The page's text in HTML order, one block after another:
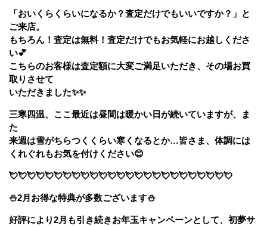
「おいくらくらいになるか？査定だけでもいいですか？」と
ご来店。
もちろん！査定は無料！査定だけでもお気軽にお越しくださ
い💕
こちらのお客様は査定額に大変ご満足いただき、その場お買
取りさせて
いただきました✨✨
三寒四温、ここ最近は昼間は暖かい日が続いていますが、ま
た
来週は雪がちらつくくらい寒くなるとか…皆さま、体調には
くれぐれもお気を付けください😊
💘💘💘💘💘💘💘💘💘💘💘💘💘💘💘💘💘💘💘💘💘💘💘💘💘
⛄2月お得な特典が多数ございます⛄
好評により2月も引き続きお年玉キャンペーンとして、初夢サ